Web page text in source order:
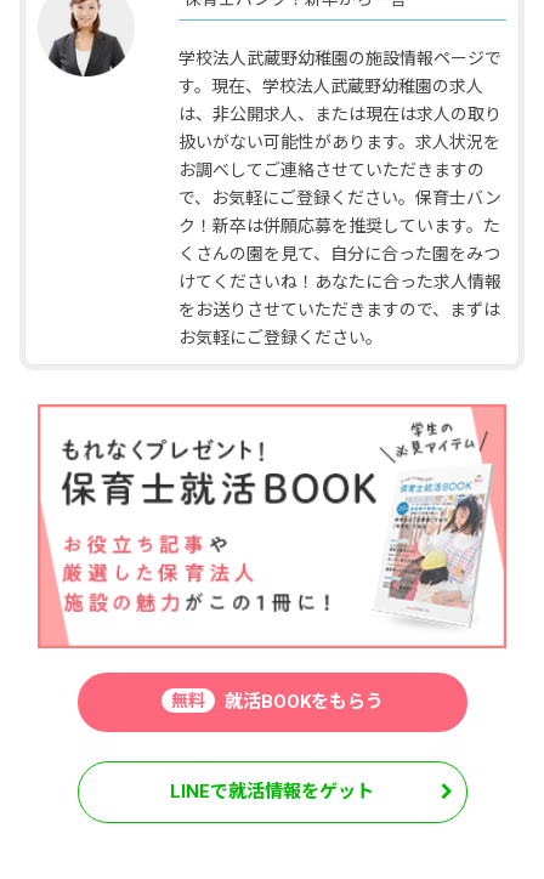
学校法人武蔵野幼稚園の施設情報ページで
す。現在、学校法人武蔵野幼稚園の求人
は、非公開求人、または現在は求人の取り
扱いがない可能性があります。求人状況を
お調べしてご連絡させていただきますの
で、お気軽にご登録ください。保育士バン
ク！新卒は併願応募を推奨しています。た
くさんの園を見て、自分に合った園をみつ
けてくださいね！あなたに合った求人情報
をお送りさせていただきますので、まずは
お気軽にご登録ください。
無料 就活BOOKをもらう
LINEで就活情報をゲット